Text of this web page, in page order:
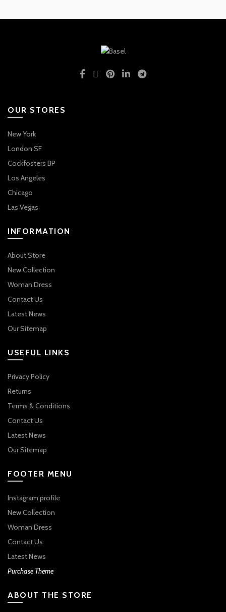
OUR STORES
New York
London SF
Cockfosters BP
Los Angeles
Chicago
Las Vegas
INFORMATION
About Store
New Collection
Woman Dress
Contact Us
Latest News
Our Sitemap
USEFUL LINKS
Privacy Policy
Returns
Terms & Conditions
Contact Us
Latest News
Our Sitemap
FOOTER MENU
Instagram profile
New Collection
Woman Dress
Contact Us
Latest News
Purchase Theme
ABOUT THE STORE